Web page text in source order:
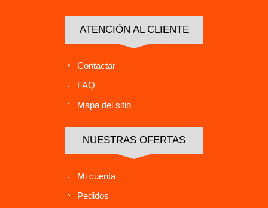
ATENCIÓN AL CLIENTE
Contactar
FAQ
Mapa del sitio
NUESTRAS OFERTAS
Mi cuenta
Pedidos